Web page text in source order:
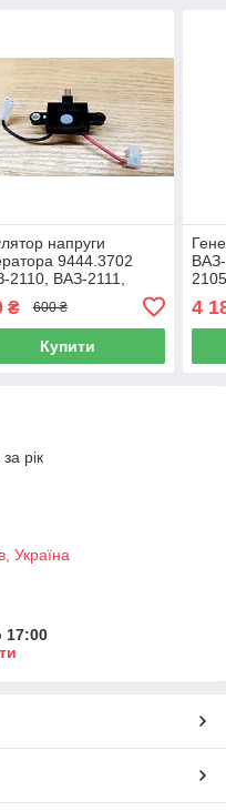
напруги
9444.3702
2110, ВАЗ-2111,
03) 14,5 В, 5А
₴ 600 ₴
Купити
4
рік
Україна
17:00